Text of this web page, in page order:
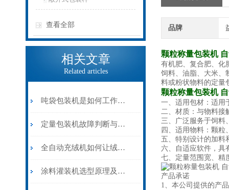
查看全部
相关文章
Related articles
吨袋包装机是如何工作的？
定量包装机故障判断与处理
全自动充绒机如何让绒子含量提高的呢？
涂料灌装机选型原理及关键考虑因素
品牌
颗粒称量包装机
有机肥、复合肥、化
饲料、油脂、大米、
料或粉状物料的定量
颗粒称量包装机
一、适用包材：适用
二、材质：与物料接
三、广泛服务于饲料
四、适用物料：颗粒
五、特别设计的加料
六、自适应软件，具
七、定量范围宽、精
产品承诺
1、本公司提供的产